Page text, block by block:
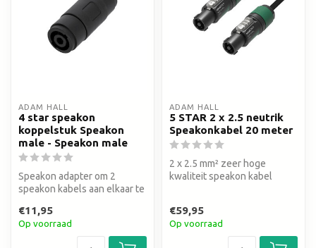
ADAM HALL
4 star speakon
koppelstuk Speakon
male - Speakon male
Speakon adapter om 2
speakon kabels aan elkaar te
€11,95
Op voorraad
ADAM HALL
5 STAR 2 x 2.5 neutrik
Speakonkabel 20 meter
2 x 2.5 mm² zeer hoge
kwaliteit speakon kabel
€59,95
Op voorraad